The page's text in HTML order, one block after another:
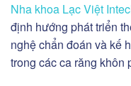
Nha khoa Lạc Việt
định hướng phát triển
nghệ chẩn đoán và kế
trong các ca răng khôn